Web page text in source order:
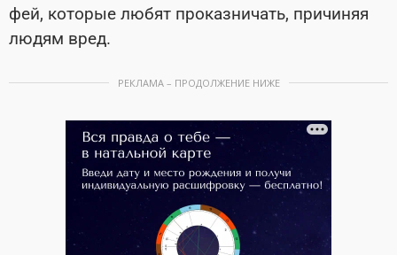
фей, которые любят проказничать, причиняя
людям вред.
РЕКЛАМА – ПРОДОЛЖЕНИЕ НИЖЕ